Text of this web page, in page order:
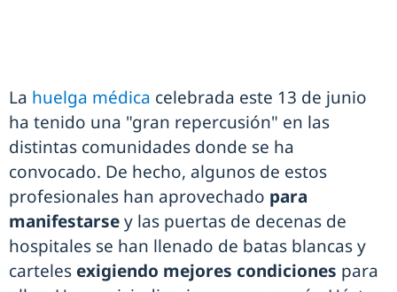
La huelga médica celebrada este 13 de junio
ha tenido una "gran repercusión" en las
distintas comunidades donde se ha
convocado. De hecho, algunos de estos
profesionales han aprovechado para
manifestarsey las puertas de decenas de
hospitales se han llenado de batas blancas y
carteles exigiendo mejores condiciones para